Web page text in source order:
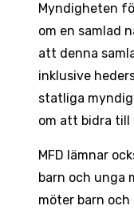
Myndigheten
om en samlad
att denna
inklusive
statliga
om att bidra
MFD lämnar
barn och unga
möter barn och